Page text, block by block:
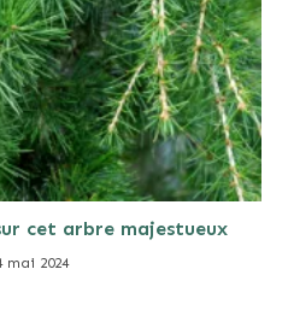
cet arbre majestueux
mai 2024